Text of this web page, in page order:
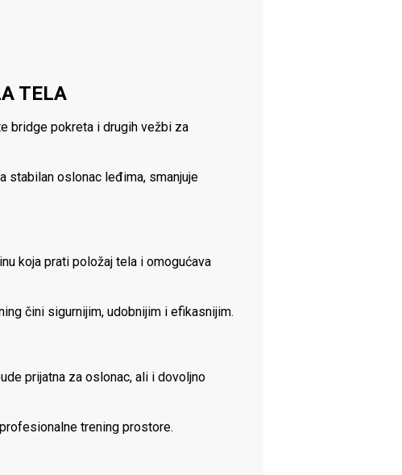
TELA
bridge pokreta i drugih vežbi za
stabilan oslonac leđima, smanjuje
koja prati položaj tela i omogućava
čini sigurnijim, udobnijim i efikasnijim.
prijatna za oslonac, ali i dovoljno
trening prostore.